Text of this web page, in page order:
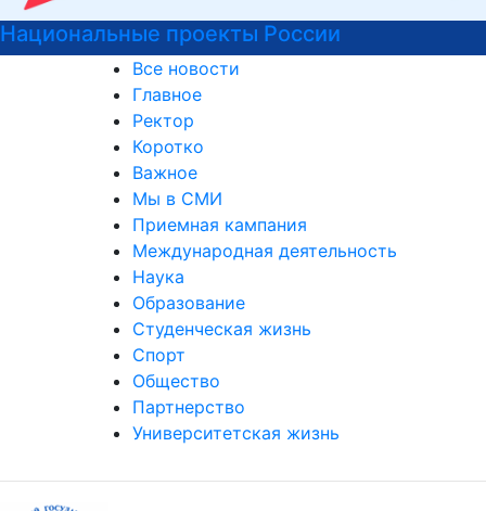
Подготовительные курсы к
Все новости
Главное
Ректор
Коротко
Важное
Мы в СМИ
Приемная кампания
Международная деятельность
Наука
Образование
Студенческая жизнь
Спорт
Общество
Партнерство
Университетская жизнь